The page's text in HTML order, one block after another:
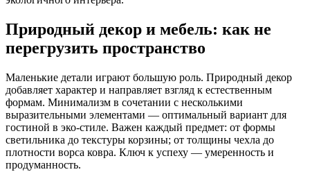
Природный декор и мебель: как не
перегрузить пространство
Маленькие детали играют большую роль. Природный декор
добавляет характер и направляет взгляд к естественным
формам. Минимализм в сочетании с несколькими
выразительными элементами — оптимальный вариант для
гостиной в эко-стиле. Важен каждый предмет: от формы
светильника до текстуры корзины; от толщины чехла до
плотности ворса ковра. Ключ к успеху — умеренность и
продуманность.